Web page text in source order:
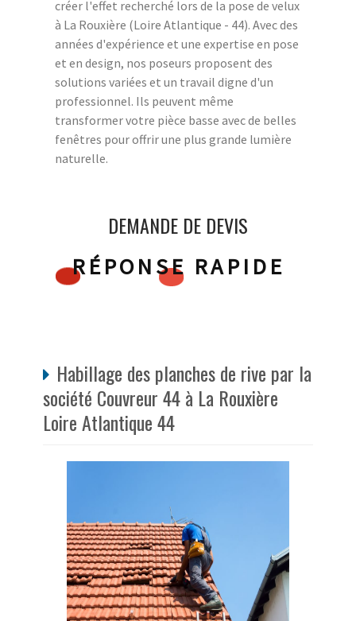
créer l'effet recherché lors de la pose de velux
à La Rouxière (Loire Atlantique - 44). Avec des
années d'expérience et une expertise en pose
et en design, nos poseurs proposent des
solutions variées et un travail digne d'un
professionnel. Ils peuvent même
transformer votre pièce basse avec de belles
fenêtres pour offrir une plus grande lumière
naturelle.
DEMANDE DE DEVIS
RÉPONSE RAPIDE
Habillage des planches de rive par la
société Couvreur 44 à La Rouxière
Loire Atlantique 44